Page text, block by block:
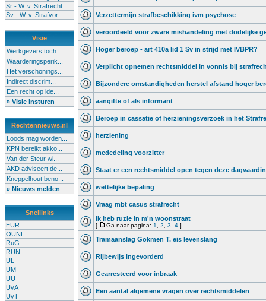
Sr - W. v. Strafrecht
Sv - W. v. Strafvor...
Visie
Werkgevers toch ...
Waarderingsperik...
Het verschonings...
Indirect discrim...
Een recht op ide...
» Visie insturen
Rechtennieuws.nl
Loods mag worden...
KPN bereikt akko...
Van der Steur wi...
AKD adviseert de...
Kneppelhout beno...
» Nieuws melden
Snellinks
EUR
OUNL
RuG
RUN
UL
UM
UU
UvA
UvT
Verzettermijn strafbeschikking ivm psychose
veroordeeld voor zware mishandeling met dodelijke
Hoger beroep - art 410a lid 1 Sv in strijd met IVBPR?
Verplicht opnemen rechtsmiddel in vonnis bij
Bijzondere omstandigheden herstel afstand hoger
aangifte of als informant
Beroep in cassatie of herzieningsverzoek in het
herziening
mededeling voorzitter
Staat er een rechtsmiddel open tegen deze
wettelijke bepaling
Vraag mbt casus strafrecht
Ik heb ruzie in m'n woonstraat
[ Ga naar pagina: 1 2 3 4 ]
Tramaanslag Gökmen T. eis levenslang
Rijbewijs ingevorderd
Gearresteerd voor inbraak
Een aantal algemene vragen over rechtsmiddelen